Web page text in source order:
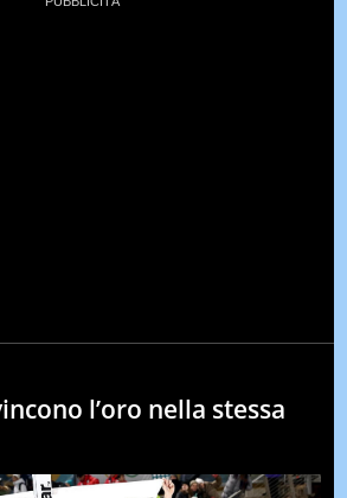
l’oro nella stessa